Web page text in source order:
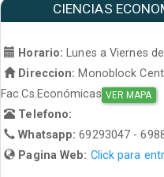
CIENCIAS
Horario: Lunes a Viernes
Direccion: Monoblock
Fac.Cs.Económicas VER MAPA
Telefono:
Whatsapp:69293047 -
Pagina Web: Click para